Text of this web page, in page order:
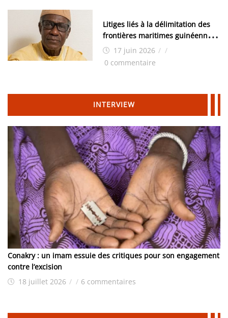
Litiges liés à la délimitation des
frontières maritimes guinéennes:
Idrissa Chérif écrit au ministre
des Hydrocarbures
17 juin 2026 / /
0 commentaire
INTERVIEW
Conakry : un imam essuie des critiques pour son engagement
contre l’excision
18 juillet 2026 / / 6 commentaires